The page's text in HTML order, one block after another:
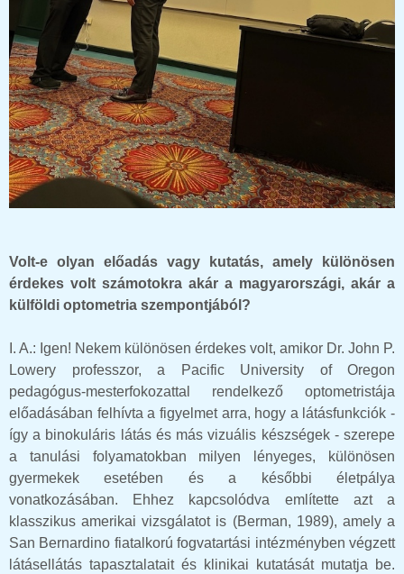
Volt-e olyan előadás vagy kutatás, amely különösen
érdekes volt számotokra akár a magyarországi, akár a
külföldi optometria szempontjából?
I. A.: Igen! Nekem különösen érdekes volt, amikor Dr. John P.
Lowery professzor, a Pacific University of Oregon
pedagógus-mesterfokozattal rendelkező optometristája
előadásában felhívta a figyelmet arra, hogy a látásfunkciók -
így a binokuláris látás és más vizuális készségek - szerepe
a tanulási folyamatokban milyen lényeges, különösen
gyermekek esetében és a későbbi életpálya
vonatkozásában. Ehhez kapcsolódva említette azt a
klasszikus amerikai vizsgálatot is (Berman, 1989), amely a
San Bernardino fiatalkorú fogvatartási intézményben végzett
látásellátás tapasztalatait és klinikai kutatását mutatja be.